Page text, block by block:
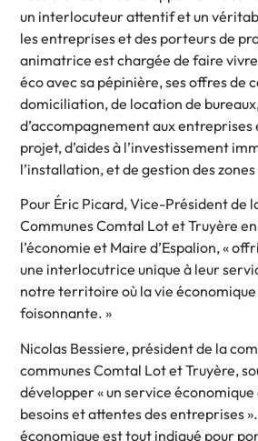
un interlocuteur attentif et un
les entreprises et des porteurs de
animatrice est chargée de faire
éco avec sa pépinière, ses offres de
domiciliation, de location de
d’accompagnement aux entreprises
projet, d’aides à l’investissement
l’installation, et de gestion des
Pour Éric Picard, Vice-Président de
Communes Comtal Lot et Truyère
l’économie et Maire d’Espalion, «
une interlocutrice unique à leur
notre territoire où la vie
foisonnante. »
Nicolas Bessiere, président de la
communes Comtal Lot et Truyère,
développer « un service économique
besoins et attentes des entreprises
économique est tout indiqué pour